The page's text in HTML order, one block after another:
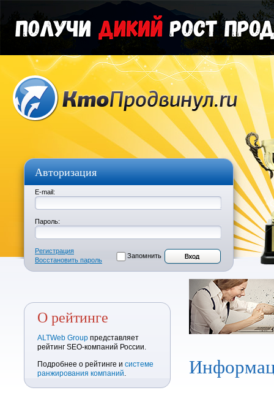
Авторизация
E-mail:
Пароль:
Регистрация
Восстановить пароль
Запомнить
О рейтинге
ALTWeb Group представляет
рейтинг SEO-компаний России.
Подробнее о рейтинге и системе
ранжирования компаний.